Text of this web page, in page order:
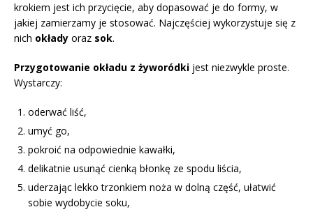
krokiem jest ich przycięcie, aby dopasować je do formy, w
jakiej zamierzamy je stosować. Najczęściej wykorzystuje się z
nich okłady oraz sok.
Przygotowanie okładu z żyworódki jest niezwykle proste.
Wystarczy:
oderwać liść,
umyć go,
pokroić na odpowiednie kawałki,
delikatnie usunąć cienką błonkę ze spodu liścia,
uderzając lekko trzonkiem noża w dolną część, ułatwić
sobie wydobycie soku,